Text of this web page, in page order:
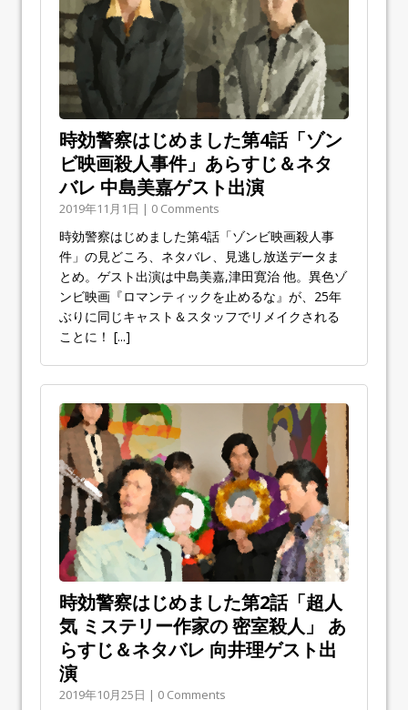
時効警察はじめました第4話「ゾン
ビ映画殺人事件」あらすじ＆ネタ
バレ 中島美嘉ゲスト出演
2019年11月1日 | 0 Comments
時効警察はじめました第4話「ゾンビ映画殺人事
件」の見どころ、ネタバレ、見逃し放送データま
とめ。ゲスト出演は中島美嘉,津田寛治 他。異色ゾ
ンビ映画『ロマンティックを止めるな』が、25年
ぶりに同じキャスト＆スタッフでリメイクされる
ことに！ [...]
時効警察はじめました第2話「超人
気 ミステリー作家の 密室殺人」 あ
らすじ＆ネタバレ 向井理ゲスト出
演
2019年10月25日 | 0 Comments